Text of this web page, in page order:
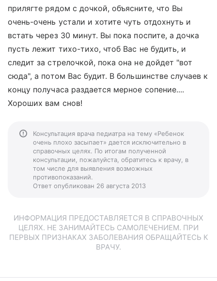
прилягте рядом с дочкой, объясните, что Вы
очень-очень устали и хотите чуть отдохнуть и
встать через 30 минут. Вы пока поспите, а дочка
пусть лежит тихо-тихо, чтоб Вас не будить, и
следит за стрелочкой, пока она не дойдет "вот
сюда", а потом Вас будит. В большинстве случаев к
концу получаса раздается мерное сопение....
Хороших вам снов!
Консультация врача педиатра на тему «Ребенок
очень плохо засыпает» дается исключительно в
справочных целях. По итогам полученной
консультации, пожалуйста, обратитесь к врачу, в
том числе для выявления возможных
противопоказаний.
Ответ опубликован 26 августа 2013
ИНФОРМАЦИЯ ПРЕДОСТАВЛЯЕТСЯ В СПРАВОЧНЫХ
ЦЕЛЯХ. НЕ ЗАНИМАЙТЕСЬ САМОЛЕЧЕНИЕМ. ПРИ
ПЕРВЫХ ПРИЗНАКАХ ЗАБОЛЕВАНИЯ ОБРАЩАЙТЕСЬ К
ВРАЧУ.